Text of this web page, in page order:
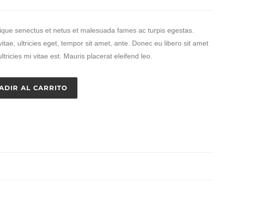
senectus et netus et malesuada fames ac turpis egestas.
ultricies eget, tempor sit amet, ante. Donec eu libero sit amet
mi vitae est. Mauris placerat eleifend leo.
AL CARRITO